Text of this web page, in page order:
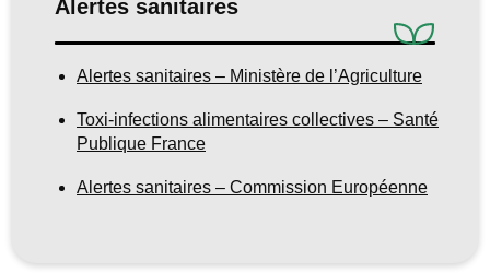
Alertes sanitaires
Alertes sanitaires – Ministère de l’Agriculture
Toxi-infections alimentaires collectives – Santé
Publique France
Alertes sanitaires – Commission Européenne